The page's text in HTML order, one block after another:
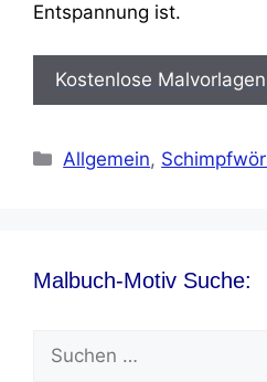
Entspannung ist.
Kostenlose
Kategorien
Allgemein,
Malbuch-Motiv Suche:
nach: